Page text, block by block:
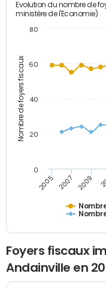
Nombre de foyers fiscaux
Evolution du nombre de
ministère de l'Economie)
2005 2007 2009
0
20
40
60
80
Foyers fiscaux
Andainville en